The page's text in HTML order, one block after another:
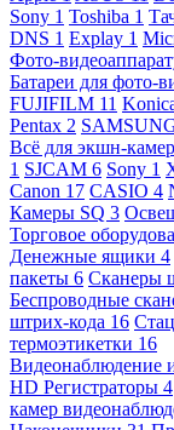
Sony 1 Toshiba 1
DNS 1 Explay 1
Фото-
Батареи для фото-
FUJIFILM 11
Pentax 2
Всё для экшн-камер
1 SJCAM 6 Sony 1
Canon 17 CASIO 4
Камеры SQ 3
Торговое
Денежные ящики 4
пакеты 6 Сканеры
Беспроводные
штрих-кода 16
термоэтикетки 16
Видеонаблюдение
HD Регистраторы 4
камер